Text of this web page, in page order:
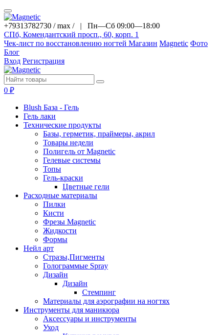
+79313782730 / max / | Пн—Сб 09:00—18:00
СПб, Комендантский просп., 60, корп. 1
Чек-лист по восстановлению ногтей Магазин Magnetic Фото
Блог
Вход Регистрация
0 ₽
Blush База - Гель
Гель лаки
Технические продукты
Базы, герметик, праймеры, акрил
Товары недели
Полигель от Magnetic
Гелевые системы
Топы
Гель-краски
Цветные гели
Расходные материалы
Пилки
Кисти
Фрезы Magnetic
Жидкости
Формы
Нейл арт
Стразы,Пигменты
Голограммые Spray
Дизайн
Дизайн
Стемпинг
Материалы для аэрографии на ногтях
Инструменты для маникюра
Аксессуары и инструменты
Уход